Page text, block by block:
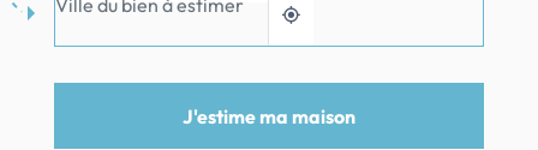
Ville du bien à estimer
J'estime ma maison